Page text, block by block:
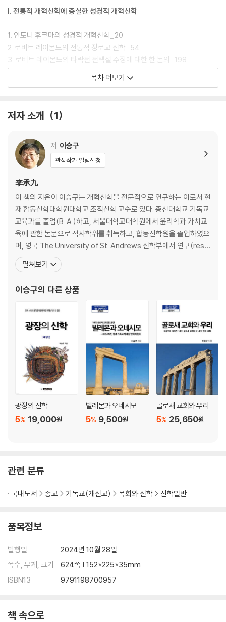
I. 전통적 개혁신학에 충실한 성경적 개혁신학
1. 안토니 후크마의 성경적 개혁신학_20
2. 로버트 레이몬드의 전통적 장로교 신학_54
3. 로버트 레이몬드의 타락전 전택설 주장에 대한 한 논의_198
5. 로버트 레담의 성경적, 개혁파적 그리스도의 사역 이해_272
III. 좀 더 철저한 개혁신학에의 요구
7. 코넬리우스 반틸의 개혁파 변증학 요구_322
8. 에드먼드 클라우니의 철저한 개혁파 교회론_367
9. 성경 신학적 설교를 위한 성경 신학적 원리_399
10. 그레엄 골즈워디의 성경 신학적 설교에의 요청_428
IV. 개혁신학의 새로운 패러다임 제시
11. 고든 스파이크맨의 종교 개혁적 기독교 철학적 신학_465
13. 마치는 말_597
참고 문헌_605
목차 더보기
저자 소개 1
저 이승구
관심작가 알림신청
李承九
이 책의 지은이 이승구는 개혁신학을 전문적으로 연구하는 이로서 현
재 합동신학대학원대학교 조직신학 교수로 있다. 총신대학교 기독교
교육과를 졸업(B. A.)하고, 서울대학교대학원에서 윤리학과 가치교
육에 관한 논문으로 석사학위를 취득하고, 합동신학원을 졸업하였으
며, 영국 The University of St. Andrews 신학부에서 연구(rese
arch)에 의한 신학 석사(M. Phil., 1985) 학위와 신학 박사(Ph. D., 1
990) 학위를 취득하였고, 미국 Yale University Divinity School
펼쳐보기
이승구의 다른 상품
광장의 신학
19,000원
5%
빌레몬과 오네시모
9,500원
5%
골로새 교회와 우리
25,650원
5%
관련 분류
국내도서 종교 기독교(개신교) 목회와 신학 신학일반
품목정보
발행일
2024년 10월 28일
쪽수, 무게, 크기
624쪽 | 152*225*35mm
ISBN13
9791198700957
책 속으로